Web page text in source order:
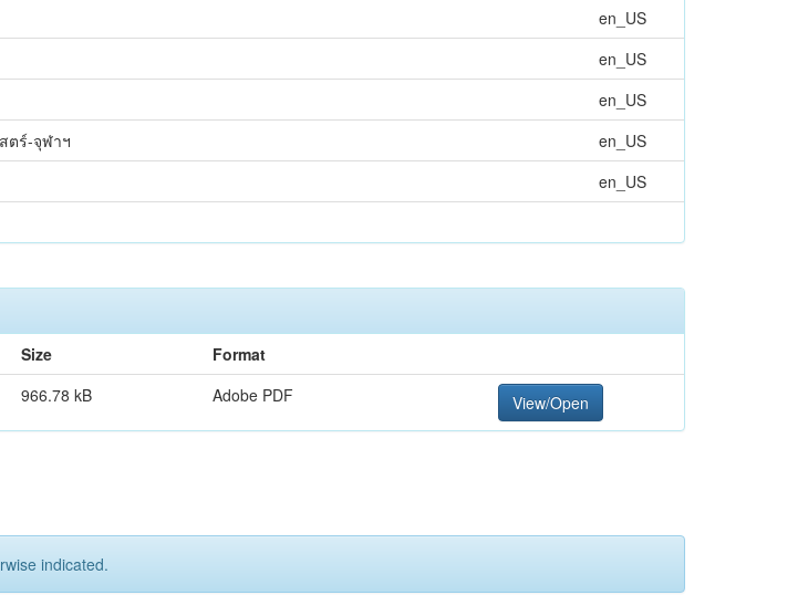
en_US
en_US
en_US
ตร์-จุฬาฯ
en_US
en_US
Size
Format
966.78 kB Adobe PDF View/Open
indicated.